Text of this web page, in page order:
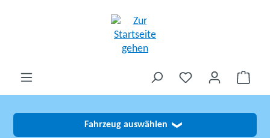
Fahrzeug auswählen ❯